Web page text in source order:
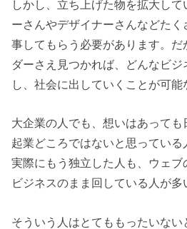
しかし、立ち上げた物を拡大して
ーさんやデザイナーさんなどた
事してもらう必要があります。
ダーさえ見つかれば、どんなビ
し、社会に出していくことが可能
大企業の人でも、想いはあっても
起業どころではないと思っている
実際にもう独立した人も、ウェ
ビジネスのまま回している人が多
そういう人はとてももったいな